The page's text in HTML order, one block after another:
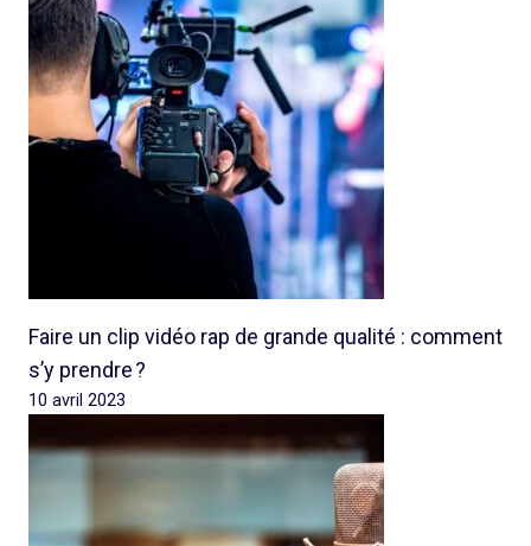
Faire un clip vidéo rap de grande qualité : comment
s’y prendre ?
10 avril 2023